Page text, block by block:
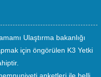
Ulaştırma bakanlığı
için öngörülen K3 Yetki